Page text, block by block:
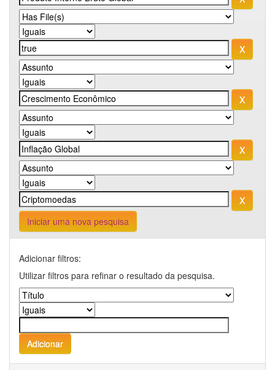
Iniciar uma nova pesquisa
Adicionar filtros:
Utilizar filtros para refinar o resultado da pesquisa.